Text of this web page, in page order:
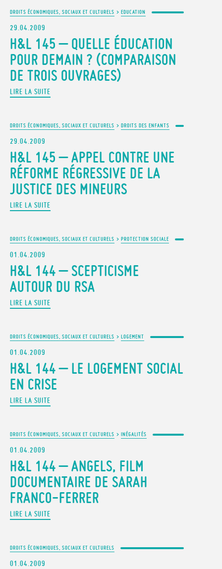
DROITS ÉCONOMIQUES, SOCIAUX ET CULTURELS > EDUCATION
29.04.2009
H&L 145 – QUELLE ÉDUCATION
POUR DEMAIN ? (COMPARAISON
DE TROIS OUVRAGES)
LIRE LA SUITE
DROITS ÉCONOMIQUES, SOCIAUX ET CULTURELS > DROITS DES ENFANTS
29.04.2009
H&L 145 – APPEL CONTRE UNE
RÉFORME RÉGRESSIVE DE LA
JUSTICE DES MINEURS
LIRE LA SUITE
DROITS ÉCONOMIQUES, SOCIAUX ET CULTURELS > PROTECTION SOCIALE
01.04.2009
H&L 144 – SCEPTICISME
AUTOUR DU RSA
LIRE LA SUITE
DROITS ÉCONOMIQUES, SOCIAUX ET CULTURELS > LOGEMENT
01.04.2009
H&L 144 – LE LOGEMENT SOCIAL
EN CRISE
LIRE LA SUITE
DROITS ÉCONOMIQUES, SOCIAUX ET CULTURELS > INÉGALITÉS
01.04.2009
H&L 144 – ANGELS, FILM
DOCUMENTAIRE DE SARAH
FRANCO-FERRER
LIRE LA SUITE
DROITS ÉCONOMIQUES, SOCIAUX ET CULTURELS
01.04.2009